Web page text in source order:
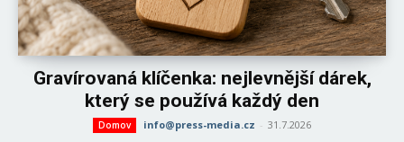
Gravírovaná klíčenka: nejlevnější dárek,
který se používá každý den
Domov info@press-media.cz - 31.7.2026